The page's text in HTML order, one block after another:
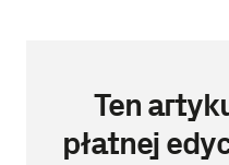
Ten
płatnej